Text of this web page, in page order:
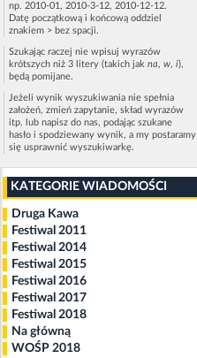
np. 2010-01, 2010-3-12, 2010-12-12.
Datę początkową i końcową oddziel
znakiem > bez spacji.
Szukając raczej nie wpisuj wyrazów
krótszych niż 3 litery (takich jak na, w, i),
będą pomijane.
Jeżeli wynik wyszukiwania nie spełnia
założeń, zmień zapytanie, skład wyrazów
itp. lub napisz do nas, podając szukane
hasło i spodziewany wynik, a my postaramy
się usprawnić wyszukiwarkę.
KATEGORIE WIADOMOŚCI
Druga Kawa
Festiwal 2011
Festiwal 2014
Festiwal 2015
Festiwal 2016
Festiwal 2017
Festiwal 2018
Na główną
WOŚP 2018